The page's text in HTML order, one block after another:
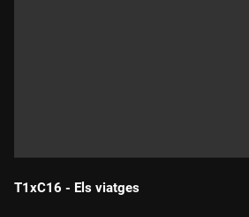
T1xC16 - Els viatges